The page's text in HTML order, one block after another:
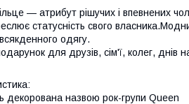
— атрибут рішучих і впевнених
статусність свого
одягу.
для друзів, сім'ї, колег, днів
декорована назвою рок-групи Queen